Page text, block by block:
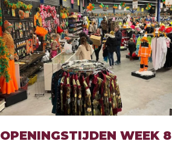
OPENINGSTIJDEN WEEK 8